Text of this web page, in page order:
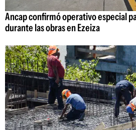
Ancap confirmó operativo especial
durante las obras en Ezeiza